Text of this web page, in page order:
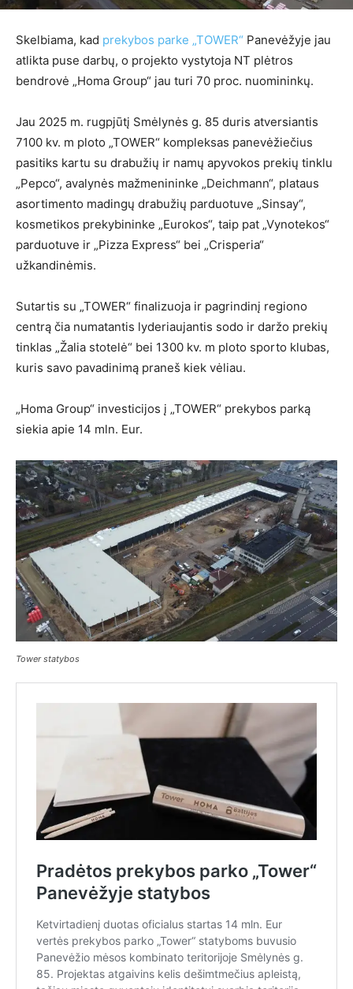
Skelbiama, kad prekybos parke „TOWER“ Panevėžyje jau
atlikta puse darbų, o projekto vystytoja NT plėtros
bendrovė „Homa Group“ jau turi 70 proc. nuomininkų.
Jau 2025 m. rugpjūtį Smėlynės g. 85 duris atversiantis
7100 kv. m ploto „TOWER“ kompleksas panevėžiečius
pasitiks kartu su drabužių ir namų apyvokos prekių tinklu
„Pepco“, avalynės mažmenininke „Deichmann“, plataus
asortimento madingų drabužių parduotuve „Sinsay“,
kosmetikos prekybininke „Eurokos“, taip pat „Vynotekos“
parduotuve ir „Pizza Express“ bei „Crisperia“
užkandinėmis.
Sutartis su „TOWER“ finalizuoja ir pagrindinį regiono
centrą čia numatantis lyderiaujantis sodo ir daržo prekių
tinklas „Žalia stotelė“ bei 1300 kv. m ploto sporto klubas,
kuris savo pavadinimą praneš kiek vėliau.
„Homa Group“ investicijos į „TOWER“ prekybos parką
siekia apie 14 mln. Eur.
Tower statybos